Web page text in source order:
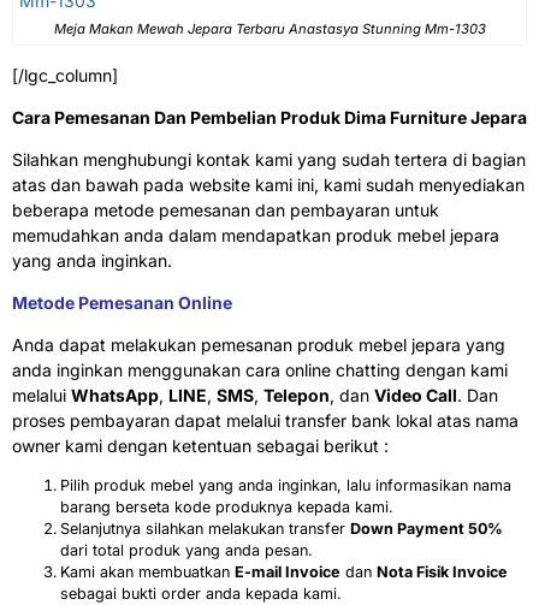
Meja Makan Mewah Jepara Terbaru Anastasya Stunning Mm-1303
[/lgc_column]
Cara Pemesanan Dan Pembelian Produk Dima Furniture Jepara
Silahkan menghubungi kontak kami yang sudah tertera di bagian
atas dan bawah pada website kami ini, kami sudah menyediakan
beberapa metode pemesanan dan pembayaran untuk
memudahkan anda dalam mendapatkan produk mebel jepara
yang anda inginkan.
Metode Pemesanan Online
Anda dapat melakukan pemesanan produk mebel jepara yang
anda inginkan menggunakan cara online chatting dengan kami
melalui WhatsApp, LINE, SMS, Telepon, dan Video Call. Dan
proses pembayaran dapat melalui transfer bank lokal atas nama
owner kami dengan ketentuan sebagai berikut :
Pilih produk mebel yang anda inginkan, lalu informasikan nama
barang berseta kode produknya kepada kami.
Selanjutnya silahkan melakukan transfer Down Payment 50%
dari total produk yang anda pesan.
Kami akan membuatkan E-mail Invoice dan Nota Fisik Invoice
sebagai bukti order anda kepada kami.